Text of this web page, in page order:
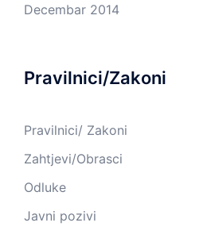
Decembar 2014
Pravilnici/Zakoni
Pravilnici/ Zakoni
Zahtjevi/Obrasci
Odluke
Javni pozivi